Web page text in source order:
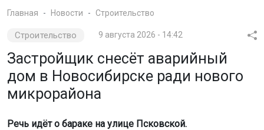
Главная Новости Строительство
Строительство 9 августа 2026 - 14:42
Застройщик снесёт аварийный
дом в Новосибирске ради нового
микрорайона
Речь идёт о бараке на улице Псковской.